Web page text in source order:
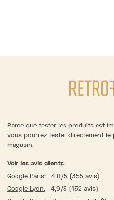
Parce que tester les produits est
vous pourrez tester directement le
magasin.
Voir les avis clients
Google Paris:
4.8/5 (355 avis)
Google Lyon:
4,9/5 (152 avis)